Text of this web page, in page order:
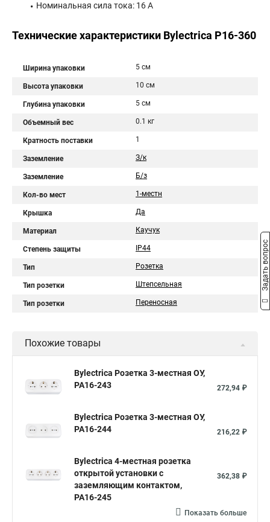
Номинальная сила тока: 16 А
Технические характеристики Bylectrica Р16-360
Ширина упаковки 5 см
Высота упаковки 10 см
Глубина упаковки 5 см
Объемный вес 0.1 кг
Кратность поставки 1
Заземление З/к
Заземление Б/з
Кол-во мест 1-местн
Крышка Да
Материал Каучук
Степень защиты IP44
Тип Розетка
Тип розетки Штепсельная
Тип розетки Переносная
Похожие товары
Bylectrica Розетка 3-местная ОУ,
РА16-243
272,94 ₽
Bylectrica Розетка 3-местная ОУ,
РА16-244
216,22 ₽
Bylectrica 4-местная розетка
открытой установки с
заземляющим контактом,
РА16-245
362,38 ₽
Показать больше
Задать вопрос